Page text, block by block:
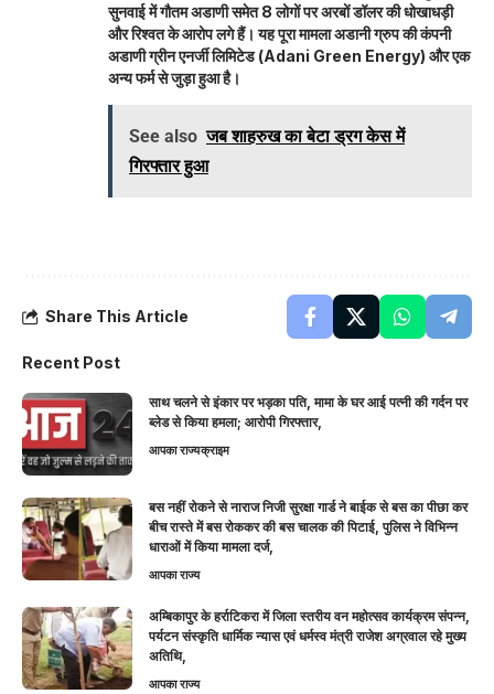
सुनवाई में गौतम अडाणी समेत 8 लोगों पर अरबों डॉलर की धोखाधड़ी
और रिश्वत के आरोप लगे हैं। यह पूरा मामला अडानी ग्रुप की कंपनी
अडाणी ग्रीन एनर्जी लिमिटेड (Adani Green Energy) और एक
अन्य फर्म से जुड़ा हुआ है।
See also जब शाहरुख का बेटा ड्रग केस में
गिरफ्तार हुआ
Share This Article
Recent Post
साथ चलने से इंकार पर भड़का पति, मामा के घर आई पत्नी की गर्दन पर
ब्लेड से किया हमला; आरोपी गिरफ्तार,
आपका राज्यक्राइम
बस नहीं रोकने से नाराज निजी सुरक्षा गार्ड ने बाईक से बस का पीछा कर
बीच रास्ते में बस रोककर की बस चालक की पिटाई, पुलिस ने विभिन्न
धाराओं में किया मामला दर्ज,
आपका राज्य
अम्बिकापुर के हर्राटिकरा में जिला स्तरीय वन महोत्सव कार्यक्रम संपन्न,
पर्यटन संस्कृति धार्मिक न्यास एवं धर्मस्व मंत्री राजेश अग्रवाल रहे मुख्य
अतिथि,
आपका राज्य